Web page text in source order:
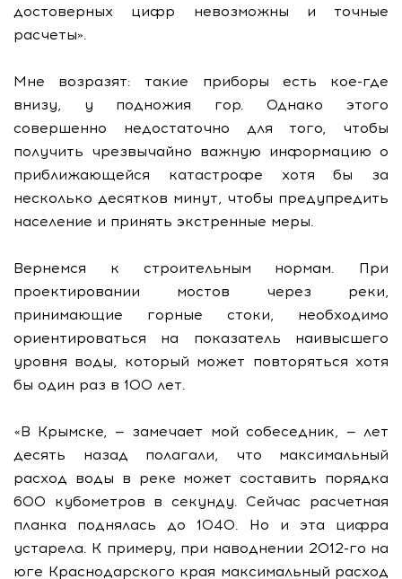
достоверных цифр невозможны и точные
расчеты».
Мне возразят: такие приборы есть кое-где
внизу, у подножия гор. Однако этого
совершенно недостаточно для того, чтобы
получить чрезвычайно важную информацию о
приближающейся катастрофе хотя бы за
несколько десятков минут, чтобы предупредить
население и принять экстренные меры.
Вернемся к строительным нормам. При
проектировании мостов через реки,
принимающие горные стоки, необходимо
ориентироваться на показатель наивысшего
уровня воды, который может повторяться хотя
бы один раз в 100 лет.
«В Крымске, — замечает мой собеседник, — лет
десять назад полагали, что максимальный
расход воды в реке может составить порядка
600 кубометров в секунду. Сейчас расчетная
планка поднялась до 1040. Но и эта цифра
устарела. К примеру, при наводнении 2012-го на
юге Краснодарского края максимальный расход